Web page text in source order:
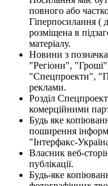
повного або
Гіперпосилання (
розміщена в
матеріалу.
Новини з
"Регіони",
"Спецпроекти",
реклами.
Розділ
комерційними
Будь яке
поширення
"Інтерфакс-
Власник веб-
публікації.
Будь-яке